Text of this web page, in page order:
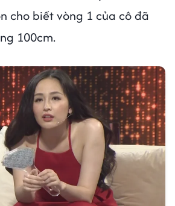
cho biết vòng 1 của cô đã
100cm.